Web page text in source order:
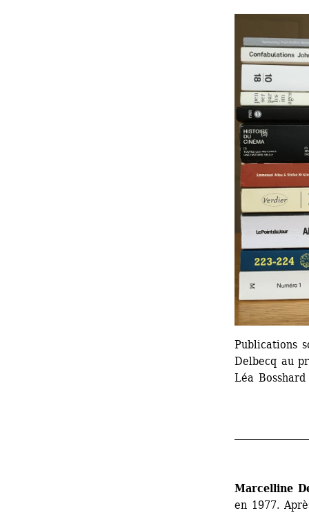
Publications
Delbecq au
Léa Bosshard
Marcelline
en 1977.